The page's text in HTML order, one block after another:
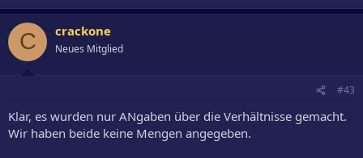
C crackone
Neues Mitglied
#43
Klar, es wurden nur ANgaben über die Verhältnisse gemacht.
Wir haben beide keine Mengen angegeben.